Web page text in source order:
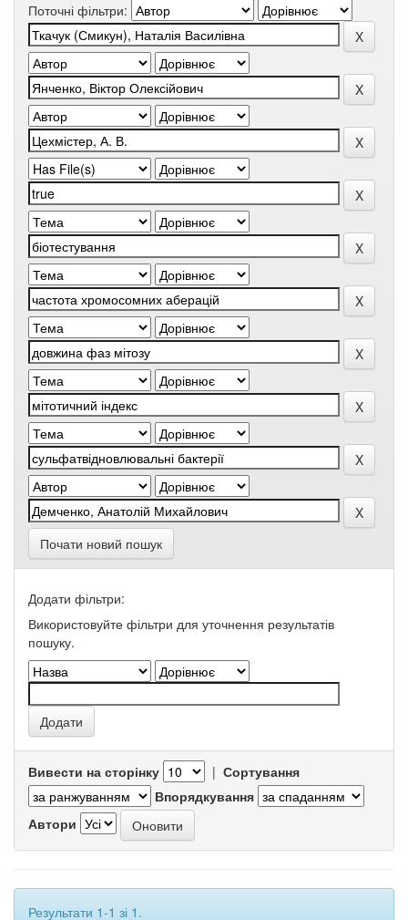
Поточні фільтри:
Почати новий пошук
Додати фільтри:
Використовуйте фільтри для уточнення результатів
пошуку.
Вивести на сторінку | Сортування
Впорядкування
Автори
Результати 1-1 зі 1.